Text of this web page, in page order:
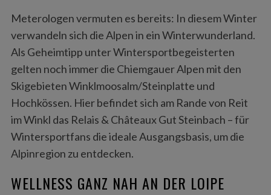
Meterologen vermuten es bereits: In diesem Winter
verwandeln sich die Alpen in ein Winterwunderland.
Als Geheimtipp unter Wintersportbegeisterten
gelten noch immer die Chiemgauer Alpen mit den
Skigebieten Winklmoosalm/Steinplatte und
Hochkössen. Hier befindet sich am Rande von Reit
im Winkl das Relais & Châteaux Gut Steinbach – für
Wintersportfans die ideale Ausgangsbasis, um die
Alpinregion zu entdecken.
WELLNESS GANZ NAH AN DER LOIPE